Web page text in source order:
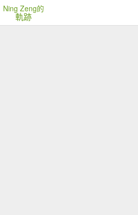
Ning Zeng的
軌跡